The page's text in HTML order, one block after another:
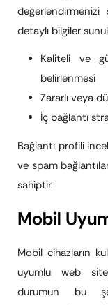
detaylı bilgiler
Kaliteli ve
belirlenmesi
Zararlı veya
İç bağlantı
Bağlantı profili
ve spam
sahiptir.
Mobil
Mobil cihazların
uyumlu web
durumun bu